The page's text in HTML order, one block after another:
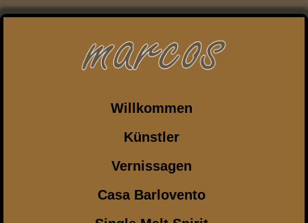
Willkommen
Künstler
Vernissagen
Casa Barlovento